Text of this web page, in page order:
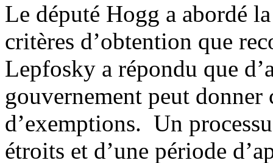
Le député Hogg a abordé
critères d’obtention que
Lepfosky a répondu que
gouvernement peut donner
d’exemptions. Un
étroits et d’une période